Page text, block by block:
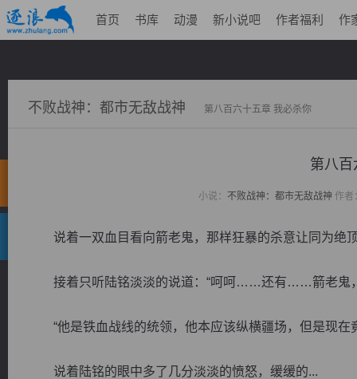
首页 书库 动漫 新小说吧 作者福利 作
不败战神：都市无敌战神 第八百六十五章 我必杀你
第八百
小说： 不败战神：都市无敌战神 作者
说着一双血目看向箭老鬼，那样狂暴的杀意让同为绝
接着只听陆铭淡淡的说道：“呵呵……还有……箭老鬼，
“他是铁血战线的统领，他本应该纵横疆场，但是现在
说着陆铭的眼中多了几分淡淡的愤怒，缓缓的...